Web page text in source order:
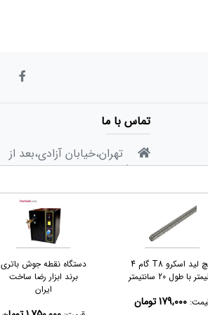
پیچ لید اسکرو T8 گام 4
با طول 20 سانتیمتر
179,000 تومان
دستگاه نقطه جوش باتری
برند ابزار رضا ساخت
ایران
تماس با ما
تهران،خیابان آزادی،بعد از
دانشگاه شریف،انتهای خیابان
و با ذکر منبع بلامانع است.